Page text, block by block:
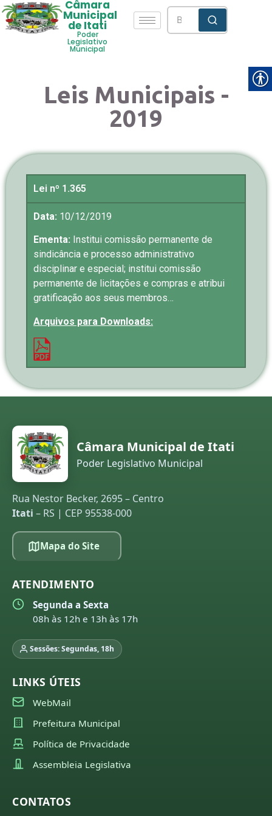
Câmara
Municipal
de Itati
Poder
Legislativo
Municipal
Leis Municipais -
2019
Lei nº 1.365
Data: 10/12/2019
Ementa: Institui comissão permanente de
sindicância e processo administrativo
disciplinar e especial; institui comissão
permanente de licitações e compras e atribui
gratificação aos seus membros…
Arquivos para Downloads:
Câmara Municipal de Itati
Poder Legislativo Municipal
Rua Nestor Becker, 2695 – Centro
Itati – RS | CEP 95538-000
Mapa do Site
ATENDIMENTO
Segunda a Sexta
08h às 12h e 13h às 17h
Sessões: Segundas, 18h
LINKS ÚTEIS
WebMail
Prefeitura Municipal
Política de Privacidade
Assembleia Legislativa
CONTATOS